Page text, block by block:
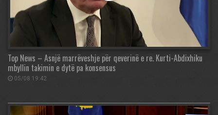
Top News – Asnjë marrëveshje për qeverinë e re. Kurti-Abdixhiku
mbyllin takimin e dytë pa konsensus
05/08 19:42